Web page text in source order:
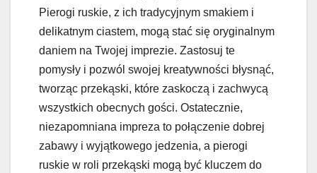
Pierogi ruskie, z ich tradycyjnym smakiem i
delikatnym ciastem, mogą stać się oryginalnym
daniem na Twojej imprezie. Zastosuj te
pomysły i pozwól swojej kreatywności błysnąć,
tworząc przekąski, które zaskoczą i zachwycą
wszystkich obecnych gości. Ostatecznie,
niezapomniana impreza to połączenie dobrej
zabawy i wyjątkowego jedzenia, a pierogi
ruskie w roli przekąski mogą być kluczem do